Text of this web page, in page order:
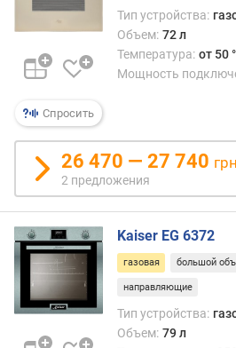
в
а
и
я
м
м
)
г
л
у
б
н
а
л
Спросить
Тип устройства:
Объем: 72 л
Температура: от 50
Мощность
26 470 — 27 740
2 предложения
Kaiser EG 6372
газовая большой
направляющие
Тип устройства:
Объем: 79 л